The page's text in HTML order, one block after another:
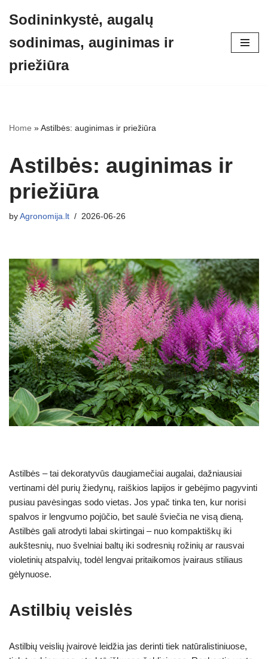
to
content
Sodininkystė, augalų
sodinimas, auginimas ir
priežiūra
Home »Astilbės: auginimas ir priežiūra
Astilbės: auginimas ir
priežiūra
by Agronomija.lt 2026-06-26
Astilbės – tai dekoratyvūs daugiamečiai augalai, dažniausiai
vertinami dėl purių žiedynų, raiškios lapijos ir gebėjimo pagyvinti
pusiau pavėsingas sodo vietas. Jos ypač tinka ten, kur norisi
spalvos ir lengvumo pojūčio, bet saulė šviečia ne visą dieną.
Astilbės gali atrodyti labai skirtingai – nuo kompaktiškų iki
aukštesnių, nuo švelniai baltų iki sodresnių rožinių ar rausvai
violetinių atspalvių, todėl lengvai pritaikomos įvairaus stiliaus
gėlynuose.
Astilbių veislės
Astilbių veislių įvairovė leidžia jas derinti tiek natūralistiniuose,